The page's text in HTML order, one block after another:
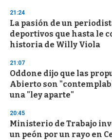
21:24
La pasión de un
deportivos que hasta le
historia de Willy Viola
21:07
Oddone dijo que las
Abierto son
una "ley aparte"
20:45
Ministerio de Trabajo
un peón por un rayo en